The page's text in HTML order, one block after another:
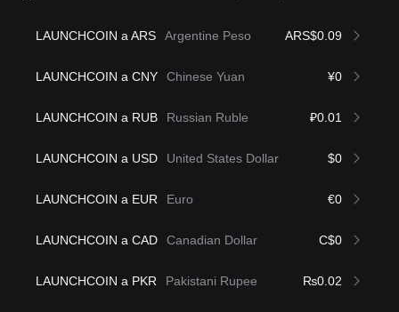
LAUNCHCOIN a ARS Argentine Peso ARS$0.09
LAUNCHCOIN a CNY Chinese Yuan ¥0
LAUNCHCOIN a RUB Russian Ruble ₽0.01
LAUNCHCOIN a USD United States Dollar $0
LAUNCHCOIN a EUR Euro €0
LAUNCHCOIN a CAD Canadian Dollar C$0
LAUNCHCOIN a PKR Pakistani Rupee ₨0.02